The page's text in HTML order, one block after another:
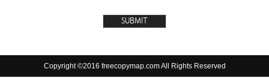
Copyright ©2016 freecopymap.com All Rights Reserved